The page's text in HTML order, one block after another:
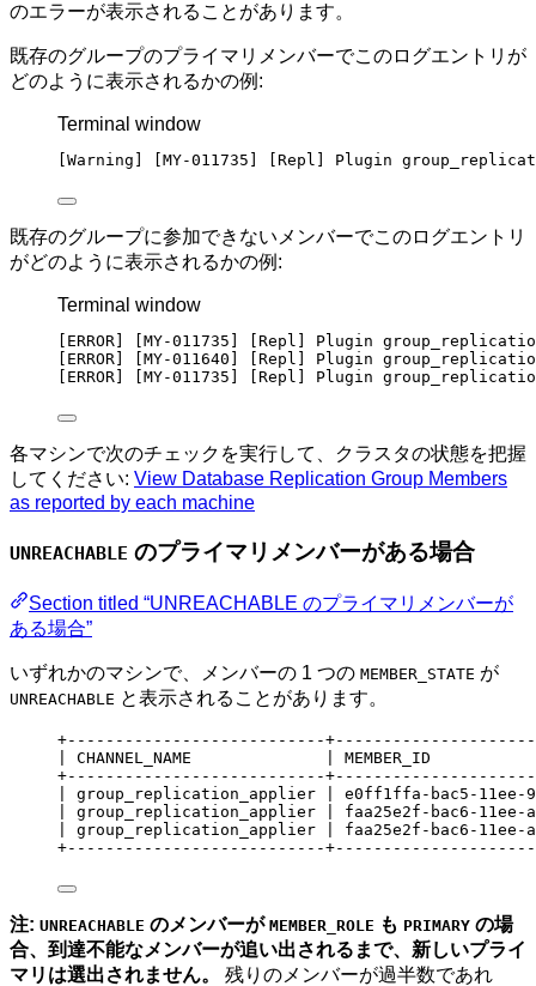
のエラーが表示されることがあります。
既存のグループのプライマリメンバーでこのログエントリが
どのように表示されるかの例:
Terminal window
[Warning] [MY-011735] [Repl] Plugin
既存のグループに参加できないメンバーでこのログエントリ
がどのように表示されるかの例:
Terminal window
[ERROR] [MY-011735] [Repl] Plugin
[ERROR] [MY-011640] [Repl] Plugin
[ERROR] [MY-011735] [Repl] Plugin
各マシンで次のチェックを実行して、クラスタの状態を把握
してください: View Database Replication Group Members
as reported by each machine
UNREACHABLE のプライマリメンバーがある場合
Section titled “UNREACHABLE のプライマリメンバーが
ある場合”
いずれかのマシンで、メンバーの 1 つの MEMBER_STATE が
UNREACHABLE と表示されることがあります。
+---------------------------
| CHANNEL_NAME              | MEMBER_ID
+---------------------------
| group_replication_applier | e0ff1ffa-bac5-
| group_replication_applier | faa25e2f-bac6-
| group_replication_applier | faa25e2f-bac6-
+---------------------------
注: UNREACHABLE のメンバーが MEMBER_ROLE も PRIMARY の場
合、到達不能なメンバーが追い出されるまで、新しいプライ
マリは選出されません。
残りのメンバーが過半数であれ